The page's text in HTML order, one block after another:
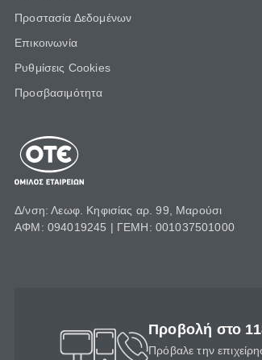
Προστασία Δεδομένων
Επικοινωνία
Ρυθμίσεις Cookies
Προσβασιμότητα
Δ/νση: Λεωφ. Κηφισίας αρ. 99, Μαρούσι
ΑΦΜ: 094019245 | ΓΕΜΗ: 001037501000
Προβολή στο
Πρόβαλε την